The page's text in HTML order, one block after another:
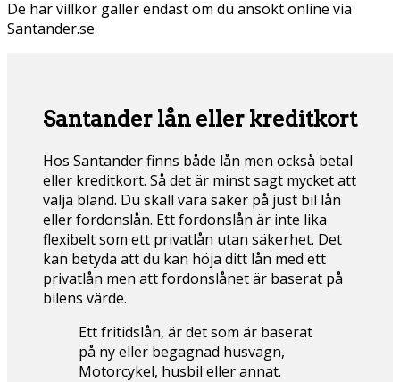
De här villkor gäller endast om du ansökt online via
Santander.se
Santander lån eller kreditkort
Hos Santander finns både lån men också betal
eller kreditkort. Så det är minst sagt mycket att
välja bland. Du skall vara säker på just bil lån
eller fordonslån. Ett fordonslån är inte lika
flexibelt som ett privatlån utan säkerhet. Det
kan betyda att du kan höja ditt lån med ett
privatlån men att fordonslånet är baserat på
bilens värde.
Ett fritidslån, är det som är baserat
på ny eller begagnad husvagn,
Motorcykel, husbil eller annat.